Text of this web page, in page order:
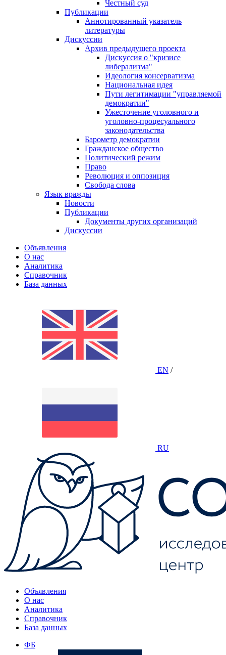
Честный суд
Публикации
Аннотированный указатель
литературы
Дискуссии
Архив предыдущего проекта
Дискуссия о "кризисе
либерализма"
Идеология консерватизма
Национальная идея
Пути легитимации "управляемой
демократии"
Ужесточение уголовного и
уголовно-процесуального
законодательства
Барометр демократии
Гражданское общество
Политический режим
Право
Революция и оппозиция
Свобода слова
Язык вражды
Новости
Публикации
Документы других организаций
Дискуссии
Объявления
О нас
Аналитика
Справочник
База данных
EN /
RU
Объявления
О нас
Аналитика
Справочник
База данных
ФБ